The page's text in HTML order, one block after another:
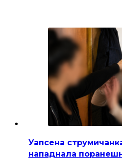
Уапсена
нападнала